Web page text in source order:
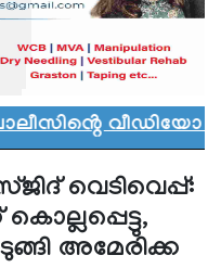
വീഡിയോ
വെടിവെപ്പ്:
അമേരിക്ക